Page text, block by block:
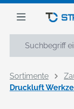
springen
Sortimente
Druckluft